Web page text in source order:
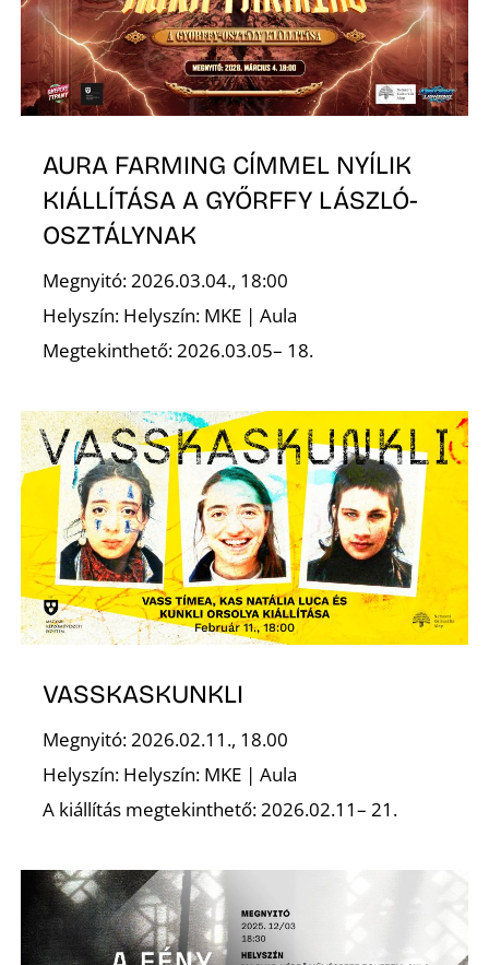
AURA FARMING CÍMMEL NYÍLIK
KIÁLLÍTÁSA A GYŐRFFY LÁSZLÓ-
OSZTÁLYNAK
Megnyitó: 2026.03.04., 18:00
Helyszín: Helyszín: MKE | Aula
Megtekinthető: 2026.03.05– 18.
VASSKASKUNKLI
Megnyitó: 2026.02.11., 18.00
Helyszín: Helyszín: MKE | Aula
A kiállítás megtekinthető: 2026.02.11– 21.